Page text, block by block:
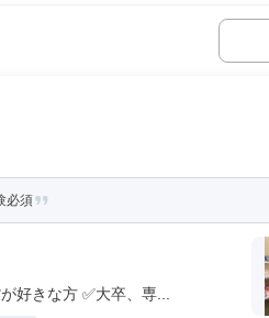
必須
好きな方 ✅大卒、専...